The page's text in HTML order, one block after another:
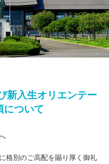
新入生オリエンテー
について
別のご高配を賜り厚く御礼